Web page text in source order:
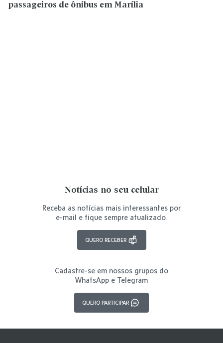
passageiros de ônibus em Marília
Notícias no seu celular
Receba as notícias mais interessantes por
e-mail e fique sempre atualizado.
QUERO RECEBER
Cadastre-se em nossos grupos do
WhatsApp e Telegram
QUERO PARTICIPAR